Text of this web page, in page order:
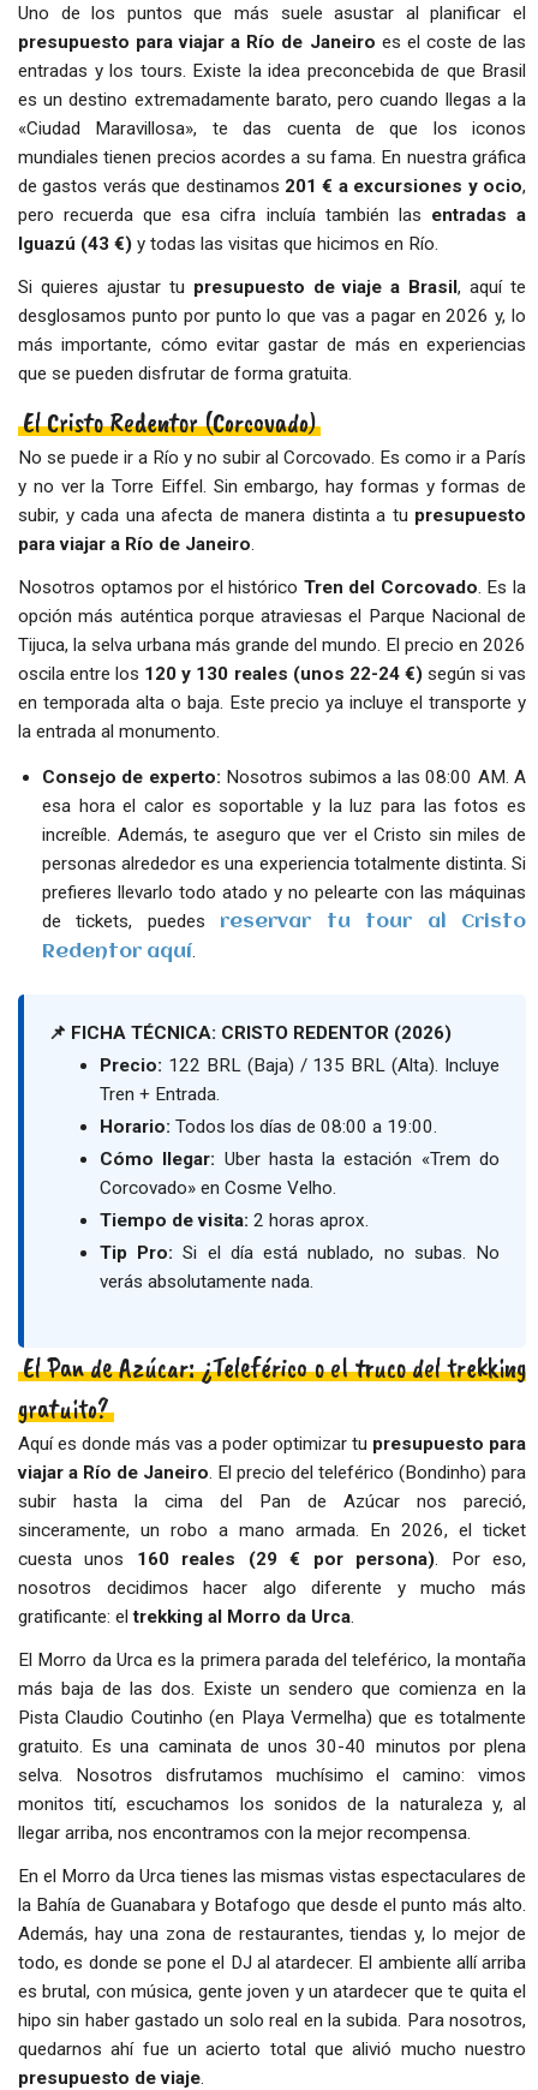
Uno de los puntos que más suele asustar al planificar el
presupuesto para viajar a Río de Janeiro es el coste de las
entradas y los tours. Existe la idea preconcebida de que Brasil
es un destino extremadamente barato, pero cuando llegas a la
«Ciudad Maravillosa», te das cuenta de que los iconos
mundiales tienen precios acordes a su fama. En nuestra gráfica
de gastos verás que destinamos 201 € a excursiones y ocio,
pero recuerda que esa cifra incluía también las entradas a
Iguazú (43 €) y todas las visitas que hicimos en Río.
Si quieres ajustar tu presupuesto de viaje a Brasil, aquí te
desglosamos punto por punto lo que vas a pagar en 2026 y, lo
más importante, cómo evitar gastar de más en experiencias
que se pueden disfrutar de forma gratuita.
El Cristo Redentor (Corcovado)
No se puede ir a Río y no subir al Corcovado. Es como ir a París
y no ver la Torre Eiffel. Sin embargo, hay formas y formas de
subir, y cada una afecta de manera distinta a tu presupuesto
para viajar a Río de Janeiro.
Nosotros optamos por el histórico Tren del Corcovado. Es la
opción más auténtica porque atraviesas el Parque Nacional de
Tijuca, la selva urbana más grande del mundo. El precio en 2026
oscila entre los 120 y 130 reales (unos 22-24 €)según si vas
en temporada alta o baja. Este precio ya incluye el transporte y
la entrada al monumento.
Consejo de experto: Nosotros subimos a las 08:00 AM. A
esa hora el calor es soportable y la luz para las fotos es
increíble. Además, te aseguro que ver el Cristo sin miles de
personas alrededor es una experiencia totalmente distinta. Si
prefieres llevarlo todo atado y no pelearte con las máquinas
de tickets, puedes reservar tu tour al Cristo
Redentor aquí.
📌 FICHA TÉCNICA: CRISTO REDENTOR (2026)
Precio: 122 BRL (Baja) / 135 BRL (Alta). Incluye
Tren + Entrada.
Horario: Todos los días de 08:00 a 19:00.
Cómo llegar: Uber hasta la estación «Trem do
Corcovado» en Cosme Velho.
Tiempo de visita: 2 horas aprox.
Tip Pro: Si el día está nublado, no subas. No
verás absolutamente nada.
El Pan de Azúcar: ¿Teleférico o el truco del trekking
gratuito?
Aquí es donde más vas a poder optimizar tu presupuesto para
viajar a Río de Janeiro. El precio del teleférico (Bondinho) para
subir hasta la cima del Pan de Azúcar nos pareció,
sinceramente, un robo a mano armada. En 2026, el ticket
cuesta unos 160 reales (29 € por persona). Por eso,
nosotros decidimos hacer algo diferente y mucho más
gratificante: eltrekking al Morro da Urca.
El Morro da Urca es la primera parada del teleférico, la montaña
más baja de las dos. Existe un sendero que comienza en la
Pista Claudio Coutinho (en Playa Vermelha) que es totalmente
gratuito. Es una caminata de unos 30-40 minutos por plena
selva. Nosotros disfrutamos muchísimo el camino: vimos
monitos tití, escuchamos los sonidos de la naturaleza y, al
llegar arriba, nos encontramos con la mejor recompensa.
En el Morro da Urca tienes las mismas vistas espectaculares de
la Bahía de Guanabara y Botafogo que desde el punto más alto.
Además, hay una zona de restaurantes, tiendas y, lo mejor de
todo, es donde se pone el DJ al atardecer. El ambiente allí arriba
es brutal, con música, gente joven y un atardecer que te quita el
hipo sin haber gastado un solo real en la subida. Para nosotros,
quedarnos ahí fue un acierto total que alivió mucho nuestro
presupuesto de viaje.